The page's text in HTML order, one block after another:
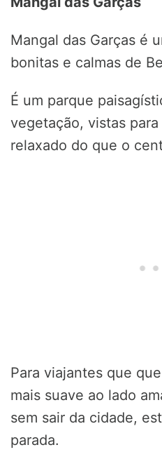
Mangal das Garças é
bonitas e calmas de
É um parque
vegetação, vistas
relaxado do que o
Para viajantes que
mais suave ao lado
sem sair da cidade,
parada.